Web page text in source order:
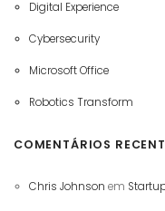
Digital Experience
Cybersecurity
Microsoft Office
Robotics Transform
COMENTÁRIOS
Chris Johnson em